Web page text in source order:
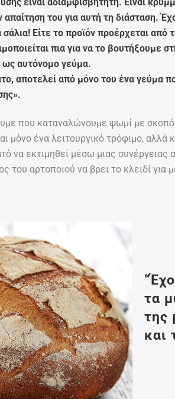
είναι αδιαμφισβήτητη. Είναι
απαίτηση του για αυτή τη διάσταση.
Είτε το προϊόν προέρχεται
πια για να το βουτήξουμε
ως αυτόνομο γεύμα.
αποτελεί από μόνο του ένα γεύμα
που καταναλώνουμε ψωμί με
μόνο ένα λειτουργικό τρόφιμο,
να εκτιμηθεί μέσω μιας
του αρτοποιού να βρει το κλειδί
τα
της
και